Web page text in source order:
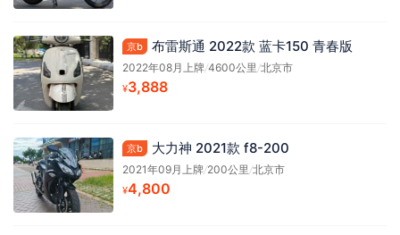
京b 布雷斯通 2022款 蓝卡150 青春版
2022年08月上牌/4600公里 /北京市
¥3,888
京b 大力神 2021款 f8-200
2021年09月上牌/200公里 /北京市
¥4,800